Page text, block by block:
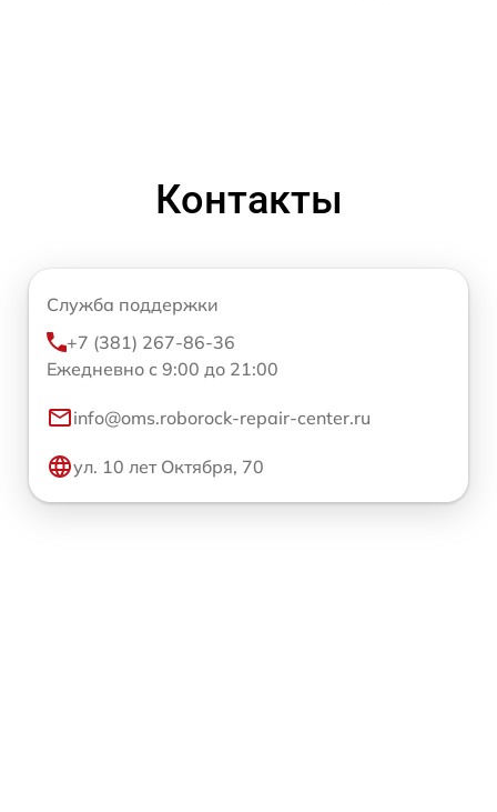
Контакты
Служба поддержки
+7 (381) 267-86-36
Ежедневно с 9:00 до 21:00
info@oms.roborock-repair-center.ru
ул. 10 лет Октября, 70